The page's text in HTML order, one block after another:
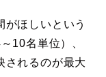
ほしいという
10名単位）、
されるのが最大